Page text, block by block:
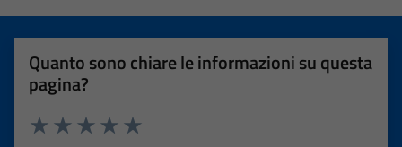
Quanto sono chiare le informazioni su questa
pagina?